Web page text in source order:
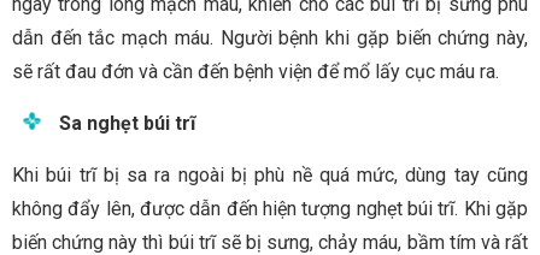
dẫn đến tắc mạch máu. Người bệnh khi gặp biến chứng này,
sẽ rất đau đớn và cần đến bệnh viện để mổ lấy cục máu ra.
Sa nghẹt búi trĩ
Khi búi trĩ bị sa ra ngoài bị phù nề quá mức, dùng tay cũng
không đẩy lên, được dẫn đến hiện tượng nghẹt búi trĩ. Khi gặp
biến chứng này thì búi trĩ sẽ bị sưng, chảy máu, bầm tím và rất